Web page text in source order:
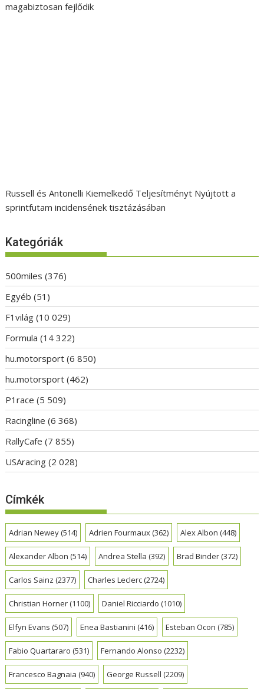
magabiztosan fejlődik
Russell és Antonelli Kiemelkedő Teljesítményt Nyújtott a
sprintfutam incidensének tisztázásában
Kategóriák
500miles (376)
Egyéb (51)
F1világ (10 029)
Formula (14 322)
hu.motorsport (6 850)
hu.motorsport (462)
P1race (5 509)
Racingline (6 368)
RallyCafe (7 855)
USAracing (2 028)
Címkék
Adrian Newey(514) Adrien Fourmaux(362) Alex Albon (448)
Alexander Albon (514) Andrea Stella (392) Brad Binder(372)
Carlos Sainz (2377) Charles Leclerc(2724)
Christian Horner(1100) Daniel Ricciardo (1010)
Elfyn Evans (507) Enea Bastianini (416) Esteban Ocon (785)
Fabio Quartararo (531) Fernando Alonso (2232)
Francesco Bagnaia (940) George Russell (2209)